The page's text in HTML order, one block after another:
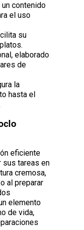
contenido
el uso
su
elaborado
de
la
hasta el
eficiente
sus tareas en
cremosa,
al preparar
elemento
de vida,